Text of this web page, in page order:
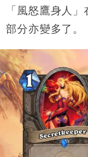
「風怒鷹身人
部分亦變多了。